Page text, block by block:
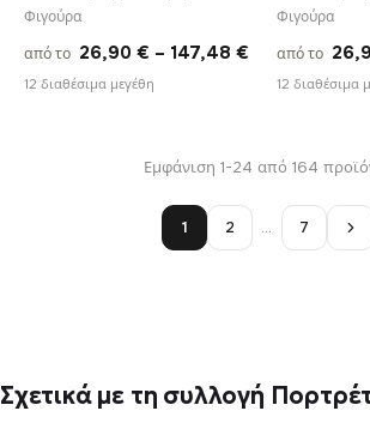
Φιγούρα
από το 26,90 € – 147,48 € Price
range:
147,48 €
12 διαθέσιμα μεγέθη
Φιγούρα
από το
12 διαθέσιμα
Εμφάνιση 1-24 από 164
1 2 … 7
Σχετικά με τη συλλογή